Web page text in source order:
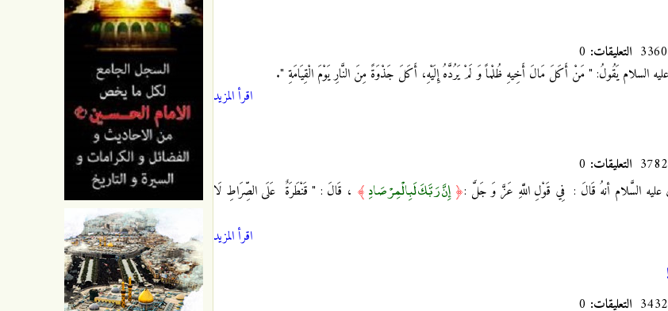
التعليقات:
عليه السلام يَقُولُ‏: " مَنْ أَكَلَ مَالَ أَخِيهِ ظُلْماً وَ لَمْ يَرُدَّهُ إِلَيْهِ، أَكَلَ جَذْوَةً مِنَ النَّارِ يَوْمَ الْقِيَامَةِ ".
اقرأ المزيد
التعليقات:
السَّلام أنهُ قَالَ : فِي قَوْلِ اللَّهِ عَزَّ وَ جَلَّ :﴿إِنَّ رَبَّكَ لَبِالْمِرْصَادِ﴾ ، قَالَ : " قَنْطَرَةٌ عَلَى الصِّرَاطِ لَا
اقرأ المزيد
التعليقات: